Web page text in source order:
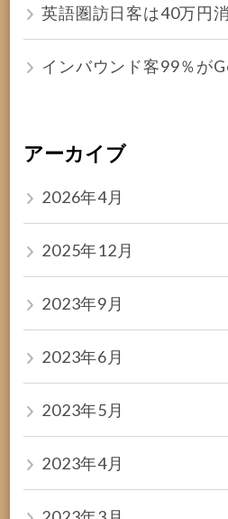
英語圏訪日客は40万円
インバウンド客99％が
アーカイブ
2026年4月
2025年12月
2023年9月
2023年6月
2023年5月
2023年4月